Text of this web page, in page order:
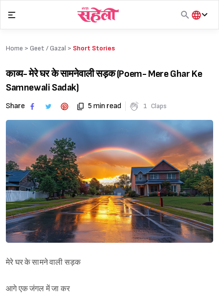
content
हिंदी
Home > Geet / Gazal > Short Stories
काव्य- मेरे घर के सामनेवाली सड़क (Poem- Mere Ghar Ke
Samnewali Sadak)
Share 5 min read 1 Claps
मेरे घर के सामने वाली सड़क
आगे एक जंगल में जा कर